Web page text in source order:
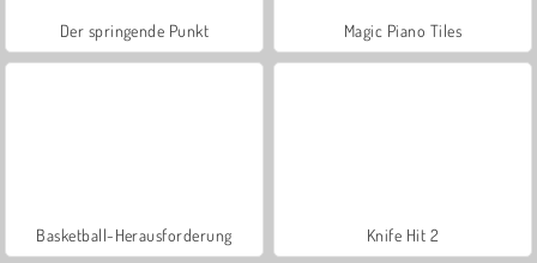
Der springende Punkt Magic Piano Tiles
Basketball-Herausforderung Knife Hit 2